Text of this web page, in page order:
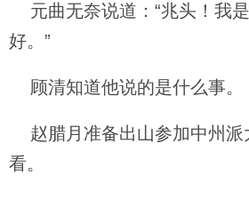
元曲无奈说道：“兆头！我
好。”
顾清知道他说的是什么事。
赵腊月准备出山参加中州派
看。